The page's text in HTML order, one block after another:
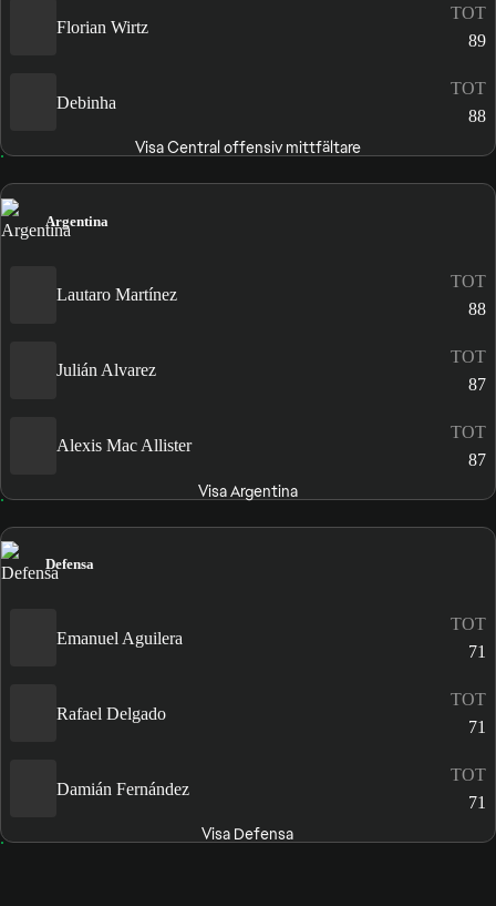
Florian Wirtz
TOT
89
Debinha
TOT
88
Visa Central offensiv mittfältare
Argentina
Lautaro Martínez
TOT
88
Julián Alvarez
TOT
87
Alexis Mac Allister
TOT
87
Visa Argentina
Defensa
Emanuel Aguilera
TOT
71
Rafael Delgado
TOT
71
Damián Fernández
TOT
71
Visa Defensa